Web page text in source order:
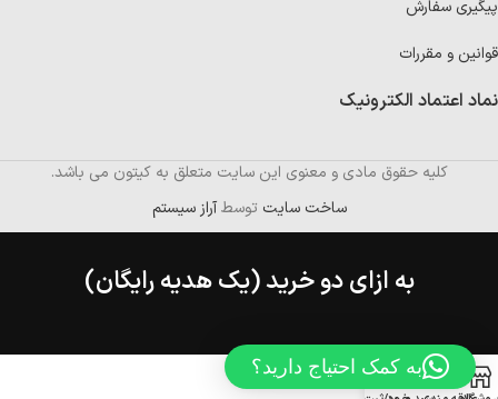
پیگیری سفارش
قوانین و مقررات
نماد اعتماد الکترونیک
کلیه حقوق مادی و معنوی این سایت متعلق به کیتون می باشد.
ساخت سایت توسطآراز سیستم
به ازای دو خرید (یک هدیه رایگان)
به کمک احتیاج دارید؟